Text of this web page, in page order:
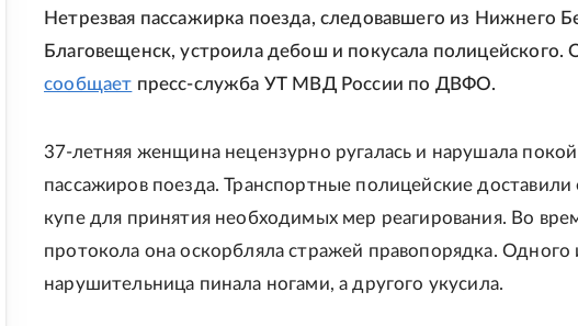
Нетрезвая пассажирка поезда, следовавшего из Нижнего
Благовещенск, устроила дебош и покусала полицейского.
сообщает пресс-служба УТ МВД России по ДВФО.
37-летняя женщина нецензурно ругалась и нарушала
пассажиров поезда. Транспортные полицейские доставили
купе для принятия необходимых мер реагирования. Во
протокола она оскорбляла стражей правопорядка. Одного
нарушительница пинала ногами, а другого укусила.